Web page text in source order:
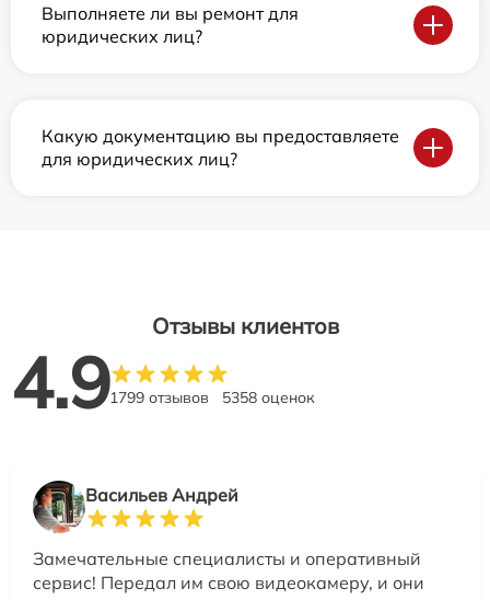
Выполняете ли вы ремонт для
юридических лиц?
Какую документацию вы предоставляете
для юридических лиц?
Отзывы клиентов
4.91799 отзывов 5358 оценок
Васильев Андрей
Замечательные специалисты и оперативный
сервис! Передал им свою видеокамеру, и они